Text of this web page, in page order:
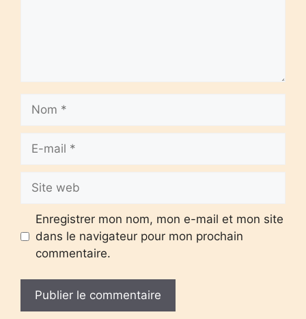
mail
web
Enregistrer mon nom, mon e-mail et mon site
dans le navigateur pour mon prochain
commentaire.